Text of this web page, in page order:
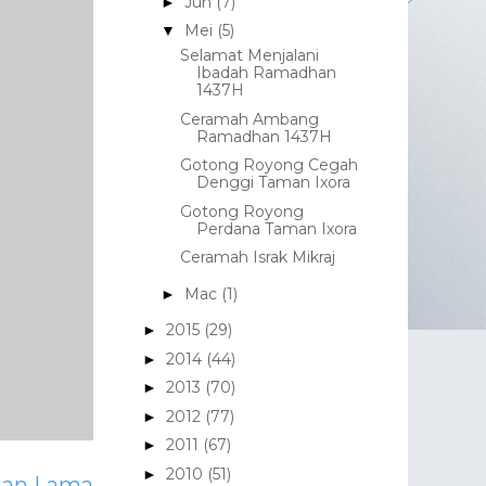
▼ Mei (5)
Selamat Menjalani
Ibadah Ramadhan
1437H
Ceramah Ambang
Ramadhan 1437H
Gotong Royong Cegah
Denggi Taman Ixora
Gotong Royong
Perdana Taman Ixora
Ceramah Israk Mikraj
► Mac (1)
► 2015 (29)
► 2014 (44)
► 2013 (70)
► 2012 (77)
► 2011 (67)
► 2010 (51)